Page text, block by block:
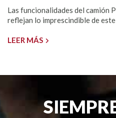
Las funcionalidades del camión
reflejan lo imprescindible de
LEER MÁS